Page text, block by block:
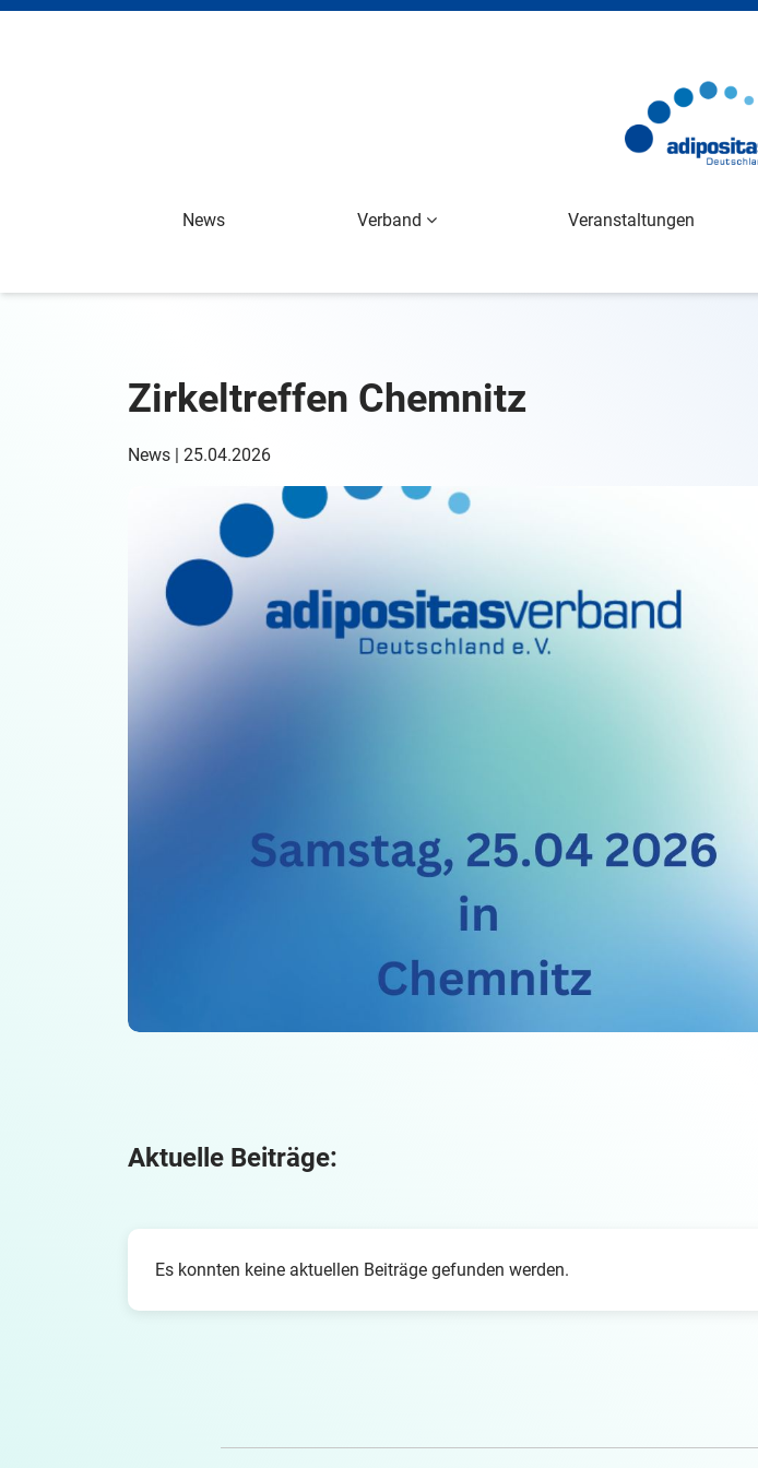
News Verband Veranstaltungen
Zirkeltreffen Chemnitz
News | 25.04.2026
Aktuelle Beiträge:
Es konnten keine aktuellen Beiträge gefunden werden.